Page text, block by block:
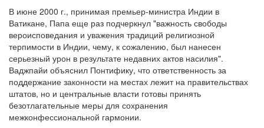
В июне 2000 г., принимая премьер-министра Индии в
Ватикане, Папа еще раз подчеркнул "важность свободы
вероисповедания и уважения традиций религиозной
терпимости в Индии, чему, к сожалению, был нанесен
серьезный урон в результате недавних актов насилия".
Ваджпайи объяснил Понтифику, что ответственность за
поддержание законности на местах лежит на правительствах
штатов, но и центральные власти готовы принять
безотлагательные меры для сохранения
межконфессиональной гармонии.